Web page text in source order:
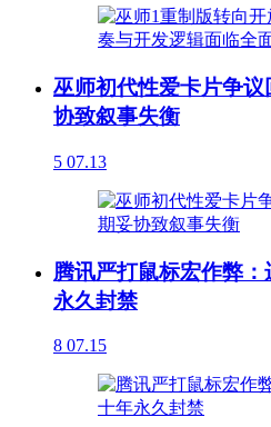
巫师初代性爱卡片争
协致叙事失衡
5 07.13
腾讯严打鼠标宏作弊
永久封禁
8 07.15